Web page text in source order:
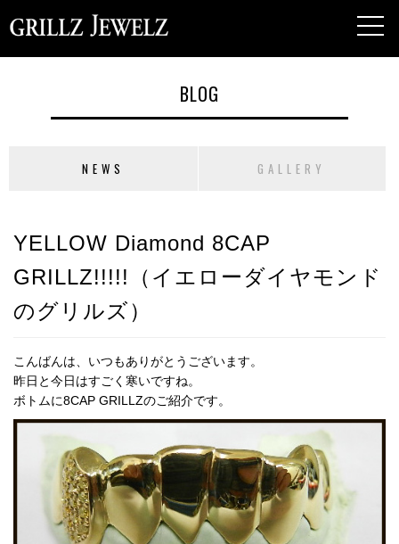
BLOG
NEWS GALLERY
YELLOW Diamond 8CAP
GRILLZ!!!!!（イエローダイヤモンド
のグリルズ）
こんばんは、いつもありがとうございます。
昨日と今日はすごく寒いですね。
ボトムに8CAP GRILLZのご紹介です。